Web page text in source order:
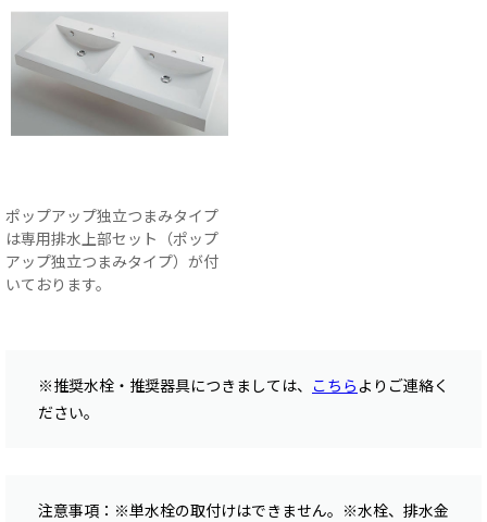
ポップアップ独立つまみタイプ
は専用排水上部セット（ポップ
アップ独立つまみタイプ）が付
いております。
※推奨水栓・推奨器具につきましては、 こちら よりご連絡く
ださい。
注意事項：※単水栓の取付けはできません。※水栓、排水金